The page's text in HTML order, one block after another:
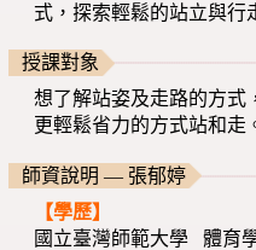
式，探索輕鬆的站立與行
授課對象
想了解站姿及走路的方式
更輕鬆省力的方式站和走
師資說明 — 張郁婷
【學歷】
國立臺灣師範大學 體育